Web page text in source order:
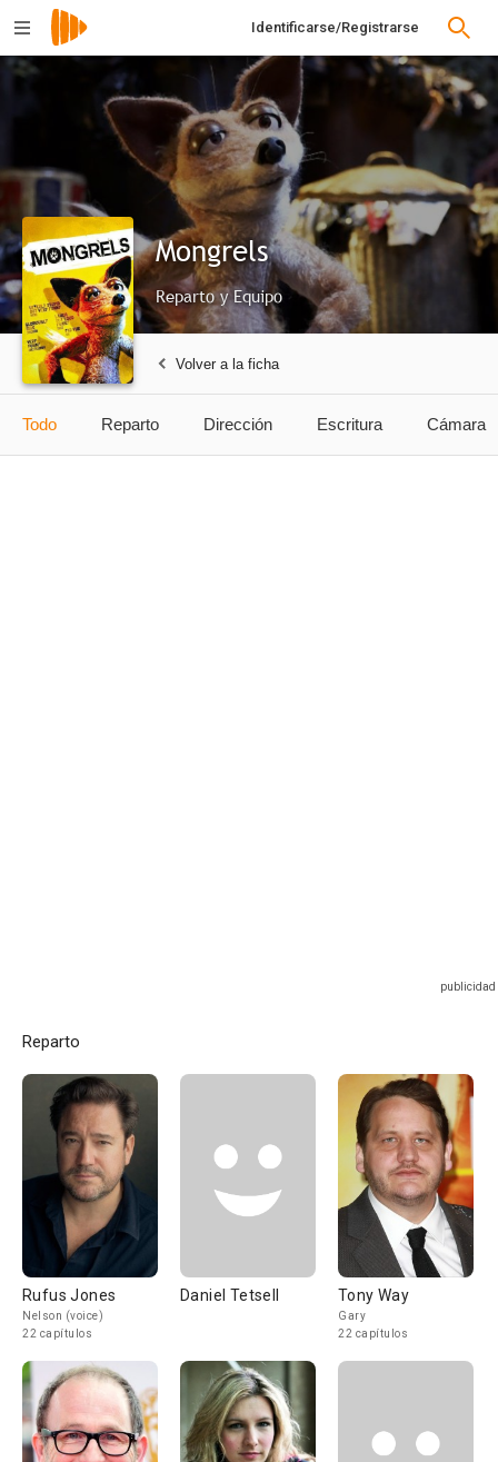
Identificarse/Registrarse
Mongrels
Reparto y Equipo
Volver a la ficha
Todo Reparto Dirección Escritura Cámara
Reparto
Rufus Jones
Nelson (voice)
22 capítulos
Daniel Tetsell Tony Way
Gary
22 capítulos